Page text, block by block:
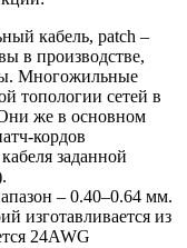
кабель, patch –
в производстве,
Многожильные
топологии сетей в
же в основном
кордов
заданной
– 0.40–0.64 мм.
изготавливается из
24AWG